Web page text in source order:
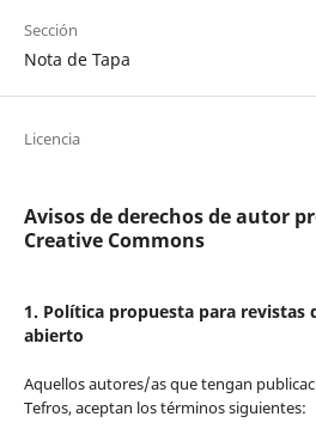
Sección
Nota de Tapa
Licencia
Avisos de derechos de autor
Creative Commons
1. Política propuesta para revistas
abierto
Aquellos autores/as que tengan
Tefros, aceptan los términos siguientes: